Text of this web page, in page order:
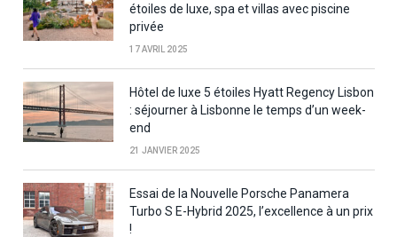
étoiles de luxe, spa et villas avec piscine
privée
17 AVRIL 2025
Hôtel de luxe 5 étoiles Hyatt Regency Lisbon
: séjourner à Lisbonne le temps d’un week-
end
21 JANVIER 2025
Essai de la Nouvelle Porsche Panamera
Turbo S E-Hybrid 2025, l’excellence à un prix
!